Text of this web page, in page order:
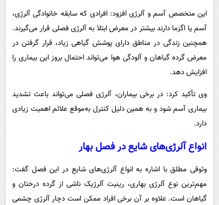
این متخصص آسم و آلرژی افزود: افرادی که سابقه خانوادگی آلرژی،
آسم یا اگزما دارند بیشتر در معرض ابتلا به آلرژی فصلی قرار می‌گیرند.
همچنین زندگی در مناطق دارای پوشش گیاهی زیاد، قرار گرفتن در
معرض گرده گیاهان و آلودگی هوا می‌تواند احتمال بروز این بیماری را
افزایش دهد.
وی تأکید کرد: در برخی بیماران، آلرژی فصلی می‌تواند باعث تشدید
بیماری آسم شود و به همین دلیل کنترل به‌موقع علائم اهمیت زیادی
دارد.
انواع آلرژی‌های شایع در فصل بهار
وثوقی مطلق با اشاره به انواع آلرژی‌های شایع در این فصل گفت:
مهم‌ترین نوع آلرژی بهاری، رینیت آلرژیک ناشی از گرده درختان و
گیاهان است. علاوه بر آن برخی افراد ممکن است دچار آلرژی چشمی